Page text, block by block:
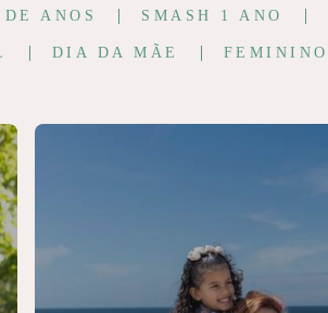
ANOS SMASH 1 ANO
DIA DA MÃE FEMININO